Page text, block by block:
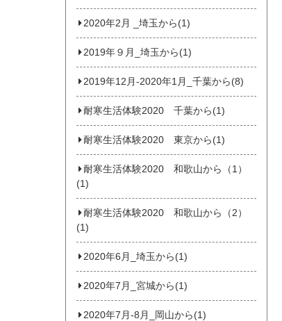
2020年2月 _埼玉から(1)
2019年９月_埼玉から(1)
2019年12月-2020年1月_千葉から(8)
耐寒生活体験2020 千葉から(1)
耐寒生活体験2020 東京から(1)
耐寒生活体験2020 和歌山から（1）
(1)
耐寒生活体験2020 和歌山から（2）
(1)
2020年6月_埼玉から(1)
2020年7月_宮城から(1)
2020年7月‐8月_岡山から(1)